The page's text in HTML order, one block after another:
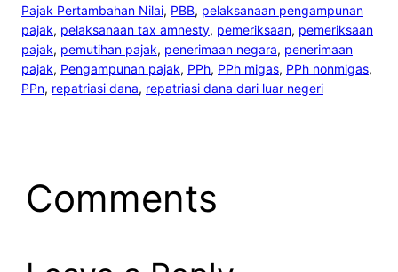
Pajak Pertambahan Nilai, PBB, pelaksanaan pengampunan
pajak, pelaksanaan tax amnesty, pemeriksaan, pemeriksaan
pajak, pemutihan pajak, penerimaan negara, penerimaan
pajak, Pengampunan pajak, PPh, PPh migas, PPh nonmigas
PPn, repatriasi dana, repatriasi dana dari luar negeri
Comments